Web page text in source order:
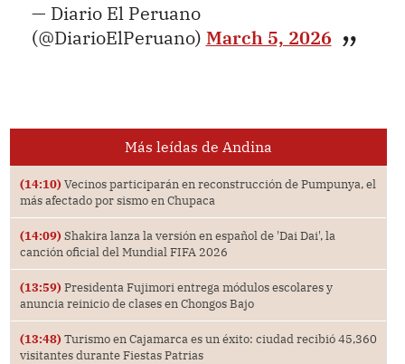
— Diario El Peruano
(@DiarioElPeruano) March 5, 2026
Más leídas de Andina
(14:10) Vecinos participarán en reconstrucción de Pumpunya, el
más afectado por sismo en Chupaca
(14:09) Shakira lanza la versión en español de 'Dai Dai', la
canción oficial del Mundial FIFA 2026
(13:59) Presidenta Fujimori entrega módulos escolares y
anuncia reinicio de clases en Chongos Bajo
(13:48) Turismo en Cajamarca es un éxito: ciudad recibió 45,360
visitantes durante Fiestas Patrias